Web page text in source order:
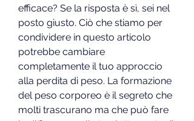
efficace? Se la risposta è sì, sei nel
posto giusto. Ciò che stiamo per
condividere in questo articolo
potrebbe cambiare
completamente il tuo approccio
alla perdita di peso. La formazione
del peso corporeo è il segreto che
molti trascurano ma che può fare